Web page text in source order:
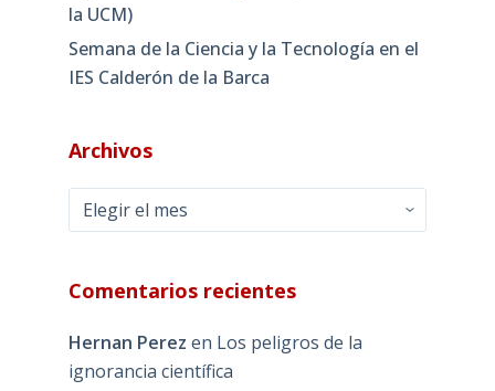
la UCM)
Semana de la Ciencia y la Tecnología en el
IES Calderón de la Barca
Archivos
Archivos
Comentarios recientes
Hernan Perez en Los peligros de la
ignorancia científica